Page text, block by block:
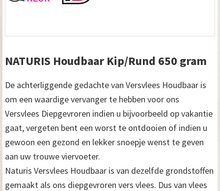
NATURIS Houdbaar Kip/Rund 650 gram
De achterliggende gedachte van Versvlees Houdbaar is
om een waardige vervanger te hebben voor ons
Versvlees Diepgevroren indien u bijvoorbeeld op vakantie
gaat, vergeten bent een worst te ontdooien of indien u
gewoon een gezond en lekker snoepje wenst te geven
aan uw trouwe viervoeter.
Naturis Versvlees Houdbaar is van dezelfde grondstoffen
gemaakt als ons diepgevroren vers vlees. Dus van vlees